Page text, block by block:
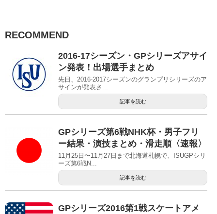
RECOMMEND
2016-17シーズン・GPシリーズアサイ
ン発表！出場選手まとめ
先日、2016-2017シーズンのグランプリシリーズのア
サインが発表さ...
記事を読む
GPシリーズ第6戦NHK杯・男子フリ
ー結果・演技まとめ・滑走順〈速報〉
11月25日〜11月27日まで北海道札幌で、ISUGPシリ
ーズ第6戦N...
記事を読む
GPシリーズ2016第1戦スケートアメ